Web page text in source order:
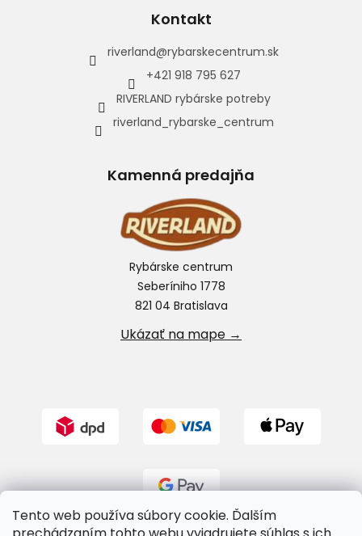
Tento web používa súbory cookie. Ďalším
Kontakt
riverland@rybarskecentrum.sk
+421 918 795 627
RIVERLAND rybárske potreby
riverland_rybarske_centrum
Kamenná predajňa
Rybárske centrum
Seberíniho 1778
821 04 Bratislava
Ukázať na mape →